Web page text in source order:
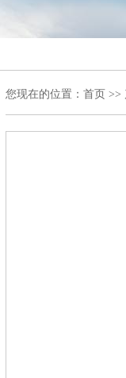
您现在的位置： 首页 >>